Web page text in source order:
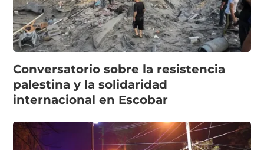
Conversatorio sobre la resistencia
palestina y la solidaridad
internacional en Escobar